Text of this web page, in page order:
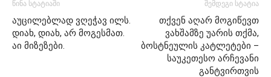
წინა სტატიაში
აუცილებლად ვღეჭავ ილს.
დიახ, დიახ, არ მოგესმათ.
აი მიზეზები.
შემდეგი სტატია
თქვენ აღარ მოგიწევთ
ვახშამზე უარის თქმა,
ბოსტნეულის კატლეტები –
საუკეთესო არჩევანი
განტვირთვის